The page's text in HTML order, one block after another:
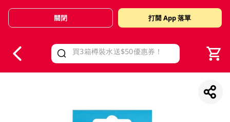
Valid Until 30 June 2026
關閉 打開 App 落單